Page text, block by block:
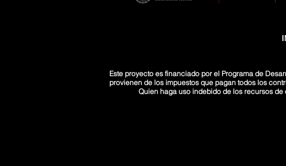
Este proyecto es financiado por el Programa de
provienen de los impuestos que pagan todos los
Quien haga uso indebido de los recursos